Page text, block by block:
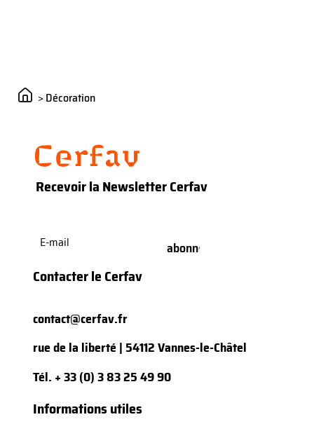
>Décoration
Recevoir la Newsletter Cerfav
mail(Nécessaire)
Contacter le Cerfav
contact@cerfav.fr
rue de la liberté | 54112 Vannes-le-Châtel
Tél. + 33 (0) 3 83 25 49 90
Informations utiles